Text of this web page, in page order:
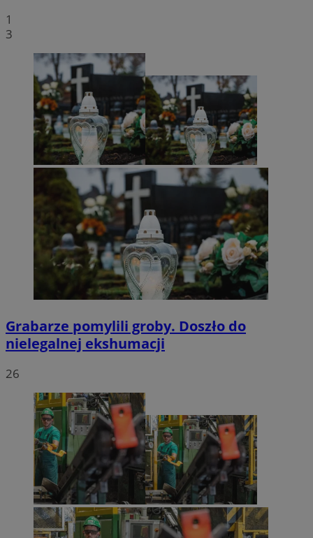
1
3
Grabarze pomylili groby. Doszło do
nielegalnej ekshumacji
26